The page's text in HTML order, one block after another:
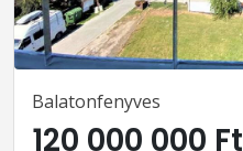
Balatonfenyves
120 000 000 Ft